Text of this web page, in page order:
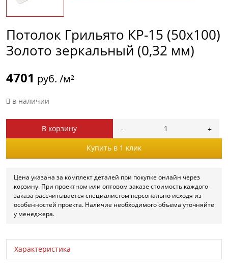
Потолок Грильято КР-15 (50х100)
Золото зеркальный (0,32 мм)
4701 руб. /м²
в наличии
В корзину
Купить в 1 клик
Цена указана за комплект деталей при покупке онлайн через
корзину. При проектном или оптовом заказе стоимость каждого
заказа рассчитывается специалистом персонально исходя из
особенностей проекта. Наличие необходимого объема уточняйте
у менеджера.
Характеристика